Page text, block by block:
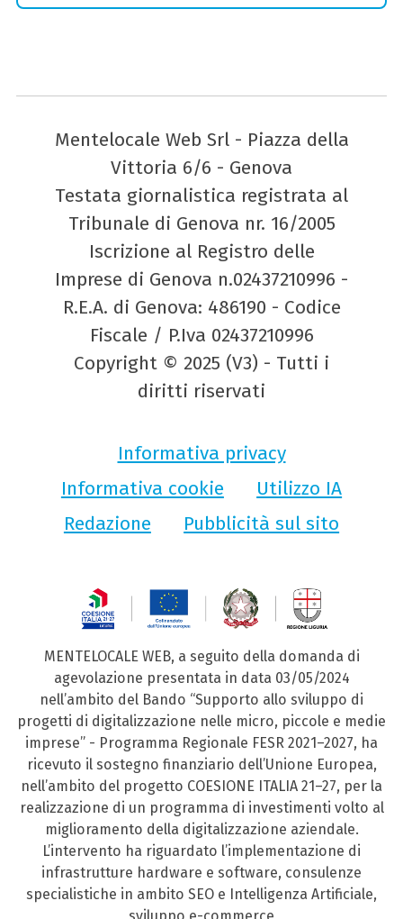
Mentelocale Web Srl - Piazza della
Vittoria 6/6 - Genova
Testata giornalistica registrata al
Tribunale di Genova nr. 16/2005
Iscrizione al Registro delle
Imprese di Genova n.02437210996 -
R.E.A. di Genova: 486190 - Codice
Fiscale / P.Iva 02437210996
Copyright © 2025 (V3) - Tutti i
diritti riservati
Informativa privacy
Informativa cookie
Utilizzo IA
Redazione
Pubblicità sul sito
MENTELOCALE WEB, a seguito della domanda di
agevolazione presentata in data 03/05/2024
nell’ambito del Bando “Supporto allo sviluppo di
progetti di digitalizzazione nelle micro, piccole e medie
imprese” - Programma Regionale FESR 2021–2027, ha
ricevuto il sostegno finanziario dell’Unione Europea,
nell’ambito del progetto COESIONE ITALIA 21–27, per la
realizzazione di un programma di investimenti volto al
miglioramento della digitalizzazione aziendale.
L’intervento ha riguardato l’implementazione di
infrastrutture hardware e software, consulenze
specialistiche in ambito SEO e Intelligenza Artificiale,